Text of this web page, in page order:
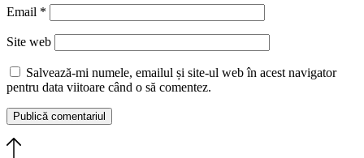
Email *
Site web
Salvează-mi numele, emailul și site-ul web în acest navigator
pentru data viitoare când o să comentez.